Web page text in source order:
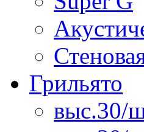
Грильято
выс.30/